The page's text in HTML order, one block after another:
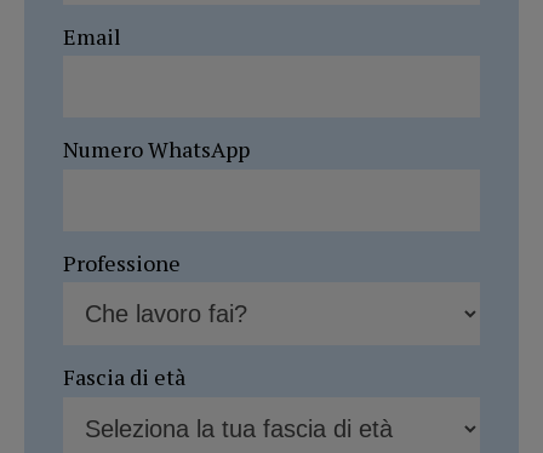
Email
Numero WhatsApp
Professione
Fascia di età